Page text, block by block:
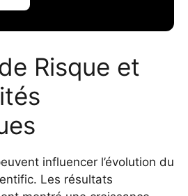
Risque et
influencer l’évolution du
Les résultats